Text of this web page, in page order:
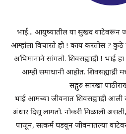
भाई... आयुष्यातील या सुखद वाटेवरून
आम्हांला विचारते हो ! काय करतोस ?
अभिमानाने सांगतो. शिवसह्याद्री !
आम्ही समाधानी आहोत. शिवसह्याद्री
सद्गुरु सारखा
भाई आमच्या जीवनात शिवसह्याद्री आली
अंधार दिसू लागतो. नोकरी मिळाली
पाजून, सत्कर्म घडवून जीवनातल्या